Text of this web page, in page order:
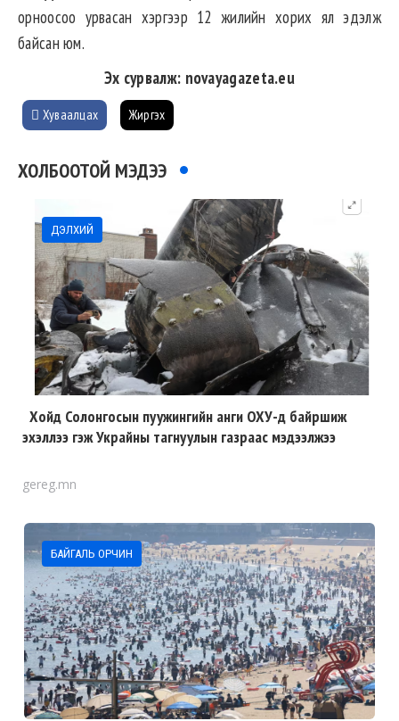
орноосоо урвасан хэргээр 12 жилийн хорих ял эдэлж
байсан юм.
Эх сурвалж: novayagazeta.eu
Хуваалцах Жиргэх
ХОЛБООТОЙ МЭДЭЭ
ДЭЛХИЙ
Хойд Солонгосын пуужингийн анги ОХУ-д байршиж
эхэллээ гэж Украйны тагнуулын газраас мэдээлжээ
gereg.mn
БАЙГАЛЬ ОРЧИН